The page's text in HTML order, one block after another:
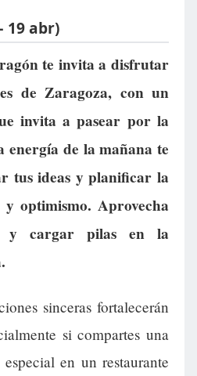
19 abr)
te invita a disfrutar
de Zaragoza, con un
invita a pasear por la
de la mañana te
tus ideas y planificar la
optimismo. Aprovecha
y cargar pilas en la
sinceras fortalecerán
si compartes una
en un restaurante